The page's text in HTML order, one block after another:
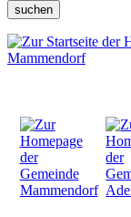
suchen